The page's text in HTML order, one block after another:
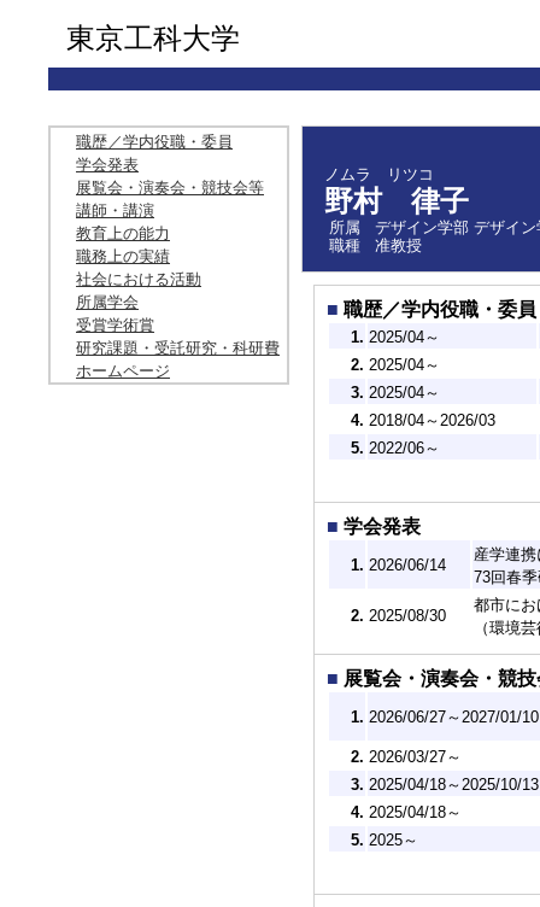
東京工科大学
職歴／学内役職・委員
学会発表
展覧会・演奏会・競技会等
講師・講演
教育上の能力
職務上の実績
社会における活動
所属学会
受賞学術賞
研究課題・受託研究・科研費
ホームページ
ノムラ リツコ
野村 律子
所属
デザイン学部 デザイン
職種
准教授
■ 職歴／学内役職・委員
1. 2025/04～
2. 2025/04～
3. 2025/04～
4. 2018/04～2026/03
5. 2022/06～
■ 学会発表
1. 2026/06/14
産学連
73回春
2. 2025/08/30
都市に
（環境
■ 展覧会・演奏会・競
1. 2026/06/27～2027/01/10
2. 2026/03/27～
3. 2025/04/18～2025/10/13
4. 2025/04/18～
5. 2025～